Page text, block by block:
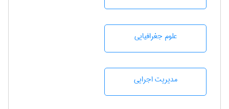
علوم جغرافيايی
مديريت اجرايی